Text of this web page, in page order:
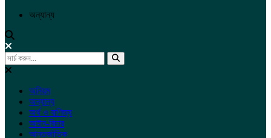
অন্যান্য
অনিয়ম
অন্যান্য
অর্থ ও বাণিজ্য
আইন-বিচার
আন্তর্জাতিক